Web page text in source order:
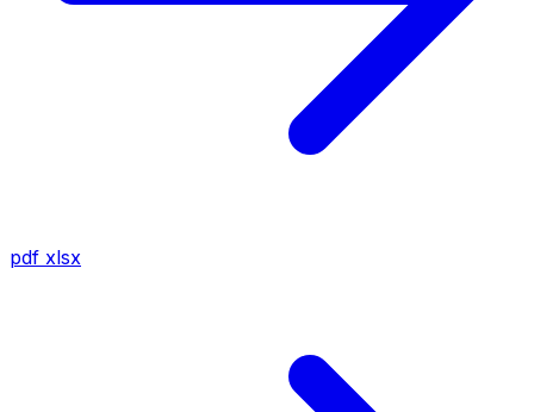
pdf xlsx